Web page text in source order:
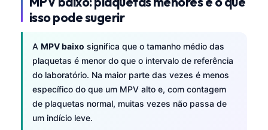
isso pode sugerir
A MPV baixo significa que o tamanho médio das
plaquetas é menor do que o intervalo de referência
do laboratório. Na maior parte das vezes é menos
específico do que um MPV alto e, com contagem
de plaquetas normal, muitas vezes não passa de
um indício leve.